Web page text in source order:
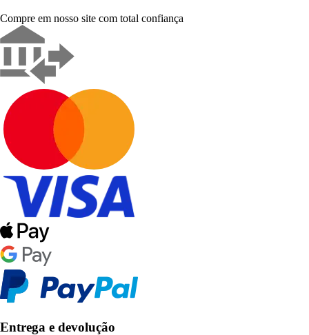
Compre em nosso site com total confiança
Entrega e devolução